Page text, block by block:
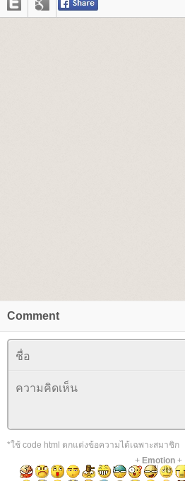
Comment
*ใช้ code html ตกแต่งข้อความได้เฉพาะสมาชิก
+ Emotion+